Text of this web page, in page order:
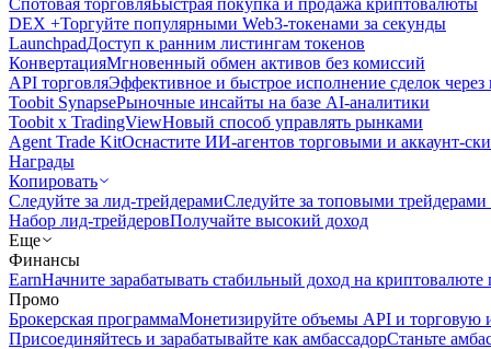
Спотовая торговляБыстрая покупка и продажа криптовалюты
DEX +Торгуйте популярными Web3-токенами за секунды
LaunchpadДоступ к ранним листингам токенов
КонвертацияМгновенный обмен активов без комиссий
API торговляЭффективное и быстрое исполнение сделок
Toobit SynapseРыночные инсайты на базе AI-аналитики
Toobit x TradingViewНовый способ управлять рынками
Agent Trade KitОснастите ИИ-агентов торговыми и аккаунт-
Награды
Копировать
Следуйте за лид-трейдерамиСледуйте за топовыми
Набор лид-трейдеровПолучайте высокий доход
Еще
Финансы
EarnНачните зарабатывать стабильный доход на криптовалюте
Промо
Брокерская программаМонетизируйте объемы API и торговую
Присоединяйтесь и зарабатывайте как амбассадорСтаньте